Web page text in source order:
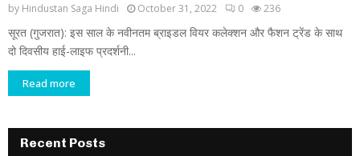
by Hindustan Saga Hindi October 31, 2022 0 236
सूरत (गुजरात): इस साल के नवीनतम ब्राइडल वियर कलेक्शन और फैशन ट्रेंड के साथ
दो दिवसीय हाई-लाइफ प्रदर्शनी...
Read more
Recent Posts